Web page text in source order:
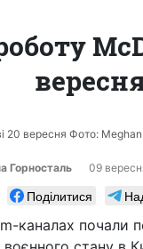
20 вересня Фото:
Горносталь 09
Поділитися
каналах